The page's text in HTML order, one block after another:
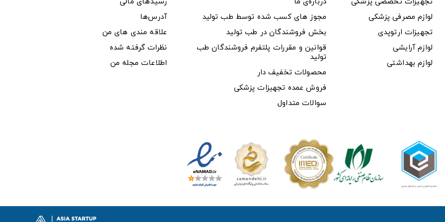
لوازم مصرفی پزشکی
تجهیزات ارتوپدی
لوازم آرایشی
لوازم بهداشتی
مجوز های کسب شده توسط طب تولید
بخش فروشندگان در طب تولید
قوانین و مقررات پلتفرم فروشندگان طب
تولید
محصولات تخفیف دار
فروش عمده تجهیزات پزشکی
سوالات متداول
آدرس‌ها
علاقه مندی های من
نظرات گرفته شده
اطلاعات مجله من